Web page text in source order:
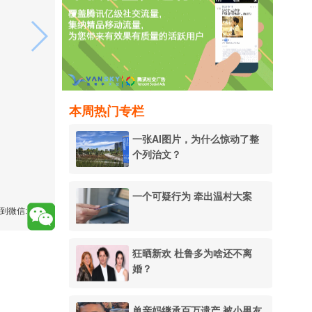
本周热门专栏
一张AI图片，为什么惊动了整
个列治文？
一个可疑行为 牵出温村大案
狂晒新欢 杜鲁多为啥还不离
婚？
微信: